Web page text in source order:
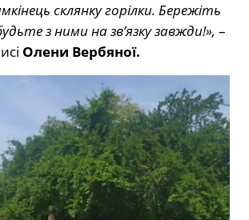
склянку горілки. Бережіть
з ними на зв’язку завжди!», –
Олени Вербяної.